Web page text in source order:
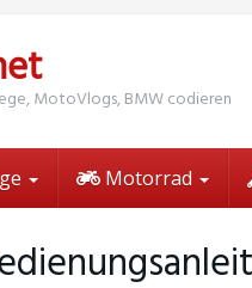
MotoVlogs, BMW codieren
Motorrad